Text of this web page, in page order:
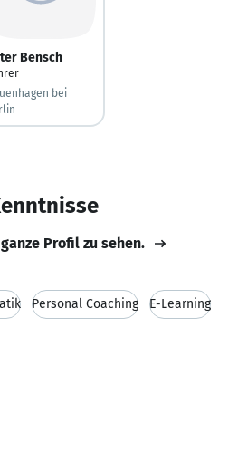
Bensch
bei
Profil zu sehen.
Personal Coaching E-Learning